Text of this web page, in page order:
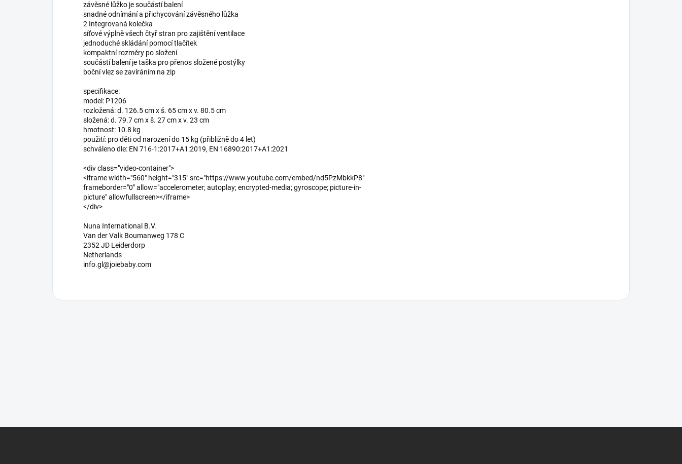
závěsné lůžko je součástí balení
snadné odnímání a přichycování závěsného lůžka
2 Integrovaná kolečka
síťové výplně všech čtyř stran pro zajištění ventilace
jednoduché skládání pomocí tlačítek
kompaktní rozměry po složení
součástí balení je taška pro přenos složené postýlky
boční vlez se zavíráním na zip
specifikace:
model: P1206
rozložená: d. 126.5 cm x š. 65 cm x v. 80.5 cm
složená: d. 79.7 cm x š. 27 cm x v. 23 cm
hmotnost: 10.8 kg
použití: pro děti od narození do 15 kg (přibližně do 4 let)
schváleno dle: EN 716-1:2017+A1:2019, EN 16890:2017+A1:2021
<div class="video-container">
<iframe width="560" height="315" src="https://www.youtube.com/embed/nd5PzMbkkP8"
frameborder="0" allow="accelerometer; autoplay; encrypted-media; gyroscope; picture-in-
picture" allowfullscreen></iframe>
</div>
Nuna International B.V.
Van der Valk Boumanweg 178 C
2352 JD Leiderdorp
Netherlands
info.gl@joiebaby.com